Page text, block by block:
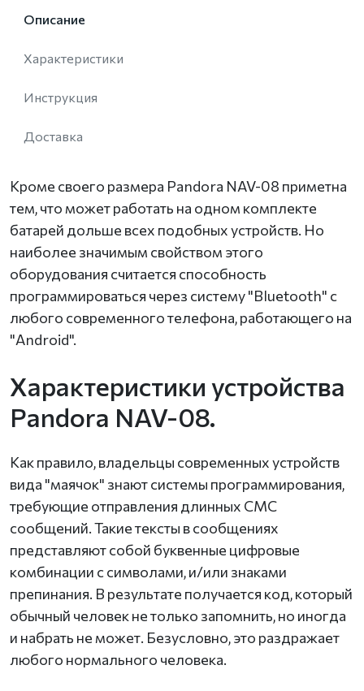
Описание
Характеристики
Инструкция
Доставка
Кроме своего размера Pandora NAV-08 приметна
тем, что может работать на одном комплекте
батарей дольше всех подобных устройств. Но
наиболее значимым свойством этого
оборудования считается способность
программироваться через систему "Bluetooth" с
любого современного телефона, работающего на
"Android".
Характеристики устройства
Pandora NAV-08.
Как правило, владельцы современных устройств
вида "маячок" знают системы программирования,
требующие отправления длинных СМС
сообщений. Такие тексты в сообщениях
представляют собой буквенные цифровые
комбинации с символами, и/или знаками
препинания. В результате получается код, который
обычный человек не только запомнить, но иногда
и набрать не может. Безусловно, это раздражает
любого нормального человека.